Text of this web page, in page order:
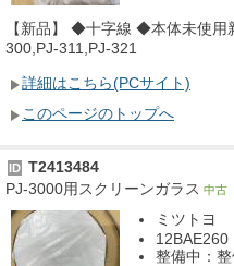
【新品】 ◆十字線 ◆本体未使
300,PJ-311,PJ-321
詳細はこちら(PCサイト)
このページのトップへ
ID T2413484
PJ-3000用スクリーンガラス 中古
ミツトヨ
12BAE260
整備中：